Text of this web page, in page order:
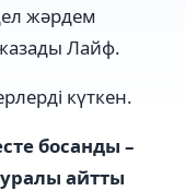
жәрдем
Лайф.
күткен.
босанды –
айтты